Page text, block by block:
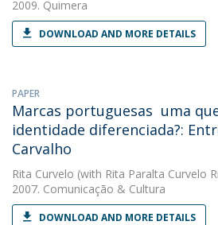
2009. Quimera
DOWNLOAD AND MORE DETAILS
PAPER
Marcas portuguesas  uma
identidade diferenciada?:
Carvalho
Rita Curvelo (with Rita Paralta Curvelo
2007. Comunicação & Cultura
DOWNLOAD AND MORE DETAILS